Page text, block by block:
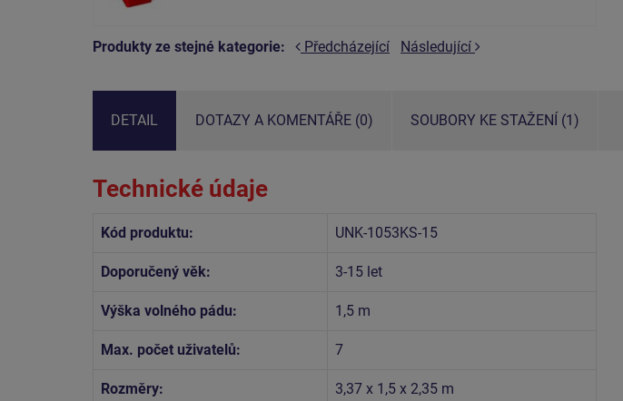
Produkty ze stejné kategorie: Předcházející Následující
DETAIL DOTAZY A KOMENTÁŘE (0) SOUBORY KE STAŽENÍ (1)
Technické údaje
Kód produktu: UNK-1053KS-15
Doporučený věk: 3-15 let
Výška volného pádu: 1,5 m
Max. počet uživatelů: 7
Rozměry: 3,37 x 1,5 x 2,35 m